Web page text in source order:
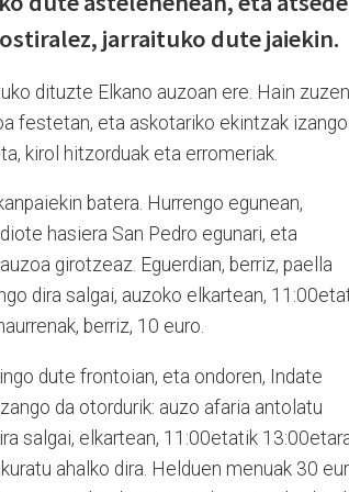
jarraituko dute jaiekin.
dituzte Elkano auzoan ere. Hain zuzen
festetan, eta askotariko ekintzak izango
kirol hitzorduak eta erromeriak.
batera. Hurrengo egunean,
hasiera San Pedro egunari, eta
girotzeaz. Eguerdian, berriz, paella
dira salgai, auzoko elkartean,
berriz, 10 euro.
dute frontoian, eta ondoren, Indate
da otordurik: auzo afaria antolatu
salgai, elkartean, 11:00etatik
ahalko dira. Helduen menuak 30